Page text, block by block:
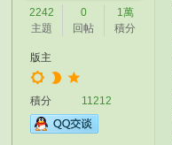
2242
主題
0
回帖
1萬
積分
版主
積分 11212